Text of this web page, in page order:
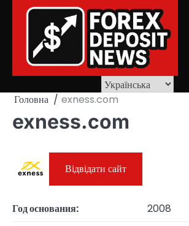
Головна exness.com
exness.com
Відвідати сайт
Год основания: 2008